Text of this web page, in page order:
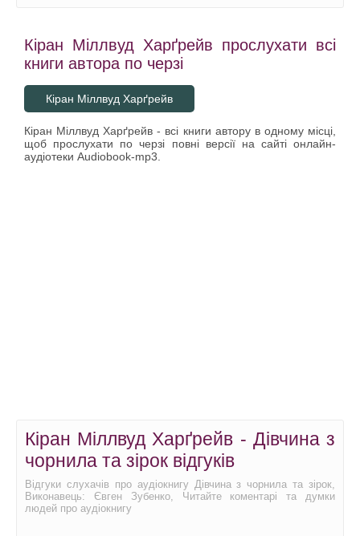
Кіран Міллвуд Харґрейв прослухати всі
книги автора по черзі
Кіран Міллвуд Харґрейв
Кіран Міллвуд Харґрейв - всі книги автору в одному місці,
щоб прослухати по черзі повні версії на сайті онлайн-
аудіотеки Audiobook-mp3.
Кіран Міллвуд Харґрейв - Дівчина з
чорнила та зірок відгуків
Відгуки слухачів про аудіокнигу Дівчина з чорнила та зірок,
Виконавець: Євген Зубенко, Читайте коментарі та думки
людей про аудіокнигу